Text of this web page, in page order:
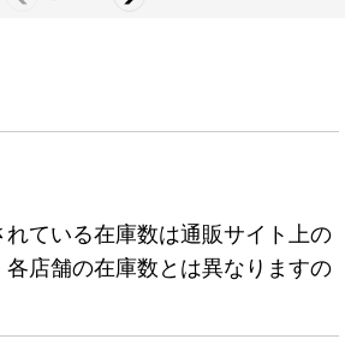
ている在庫数は通販サイト上の
店舗の在庫数とは異なりますの